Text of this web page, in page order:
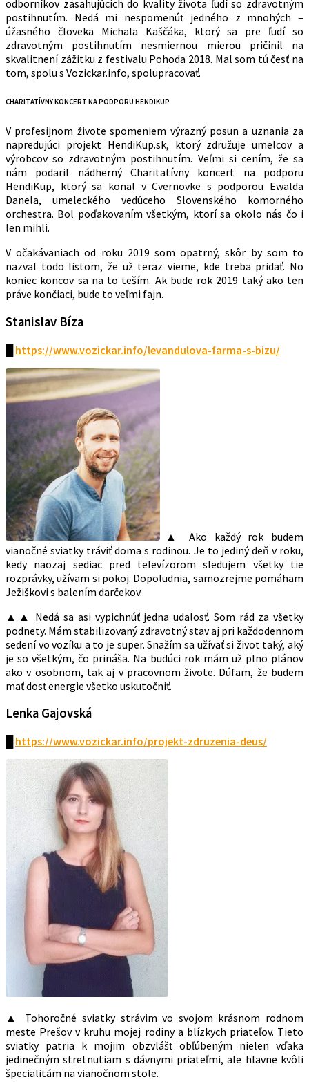
odborníkov zasahujúcich do kvality života ľudí so zdravotným
postihnutím. Nedá mi nespomenúť jedného z mnohých –
úžasného človeka Michala Kaščáka, ktorý sa pre ľudí so
zdravotným postihnutím nesmiernou mierou pričinil na
skvalitnení zážitku z festivalu Pohoda 2018. Mal som tú česť na
tom, spolu s Vozickar.info, spolupracovať.
CHARITATÍVNY KONCERT NA PODPORU HENDIKUP
V profesijnom živote spomeniem výrazný posun a uznania za
napredujúci projekt HendiKup.sk, ktorý združuje umelcov a
výrobcov so zdravotným postihnutím. Veľmi si cením, že sa
nám podaril nádherný Charitatívny koncert na podporu
HendiKup, ktorý sa konal v Cvernovke s podporou Ewalda
Danela, umeleckého vedúceho Slovenského komorného
orchestra. Bol poďakovaním všetkým, ktorí sa okolo nás čo i
len mihli.
V očakávaniach od roku 2019 som opatrný, skôr by som to
nazval todo listom, že už teraz vieme, kde treba pridať. No
koniec koncov sa na to teším. Ak bude rok 2019 taký ako ten
práve končiaci, bude to veľmi fajn.
Stanislav Bíza
https://www.vozickar.info/levandulova-farma-s-bizu/
▲ Ako každý rok budem
vianočné sviatky tráviť doma s rodinou. Je to jediný deň v roku,
kedy naozaj sediac pred televízorom sledujem všetky tie
rozprávky, užívam si pokoj. Dopoludnia, samozrejme pomáham
Ježiškovi s balením darčekov.
▲▲ Nedá sa asi vypichnúť jedna udalosť. Som rád za všetky
podnety. Mám stabilizovaný zdravotný stav aj pri každodennom
sedení vo vozíku a to je super. Snažím sa užívať si život taký, aký
je so všetkým, čo prináša. Na budúci rok mám už plno plánov
ako v osobnom, tak aj v pracovnom živote. Dúfam, že budem
mať dosť energie všetko uskutočniť.
Lenka Gajovská
https://www.vozickar.info/projekt-zdruzenia-deus/
▲ Tohoročné sviatky strávim vo svojom krásnom rodnom
meste Prešov v kruhu mojej rodiny a blízkych priateľov. Tieto
sviatky patria k mojim obzvlášť obľúbeným nielen vďaka
jedinečným stretnutiam s dávnymi priateľmi, ale hlavne kvôli
špecialitám na vianočnom stole.